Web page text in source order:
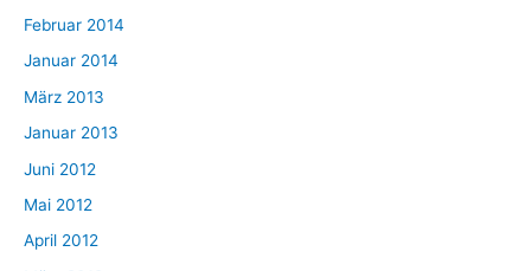
Februar 2014
Januar 2014
März 2013
Januar 2013
Juni 2012
Mai 2012
April 2012